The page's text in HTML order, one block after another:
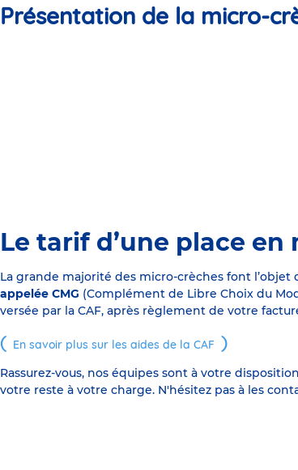
Présentation de la micro-
Le tarif d’une place
La grande majorité des micro-crèches font l’objet
appelée CMG (Complément de Libre Choix du
versée par la CAF, après règlement de votre
En savoir plus sur les aides de la CAF
Rassurez-vous, nos équipes sont à votre
votre reste à votre charge. N'hésitez pas à les